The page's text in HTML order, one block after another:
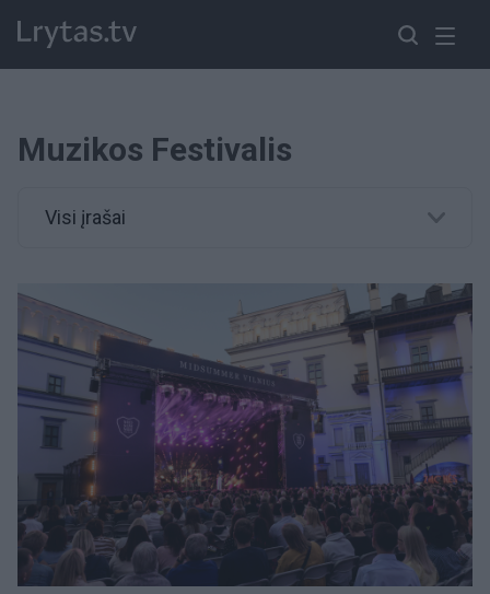
Muzikos Festivalis
Visi įrašai